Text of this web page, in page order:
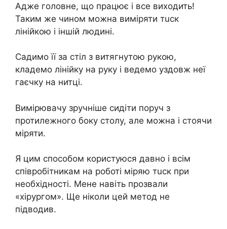
Адже головне, що працює і все виходить!
Таким же чином можна виміряти тuск
лінійкою і іншій людині.
Садимо її за стіл з витягнутою рукою,
кладемо лінійку на руку і ведемо уздовж неї
гаєчку на нитці.
Вимірювачу зручніше сидіти поруч з
протилежного боку столу, але можна і стоячи
міряти.
Я цим способом користуюся давно і всім
співробітникам на роботі міряю тuск при
необхідності. Мене навіть прозвали
«хірургом». Ще ніколи цей метод не
підводив.